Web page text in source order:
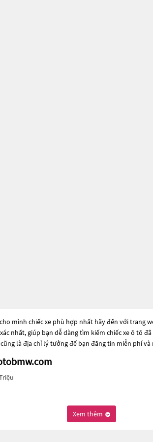
mình chiếc xe phù hợp nhất hãy đến với trang
nhất, giúp bạn dễ dàng tìm kiếm chiếc xe ô tô
là địa chỉ lý tưởng để bạn đăng tin miễn phí
người đang tìm kiếm chiếc xe đáng tin cậy.
đời cũ đã được nâng cấp, hoặc là các dòng xe
Xem thêm